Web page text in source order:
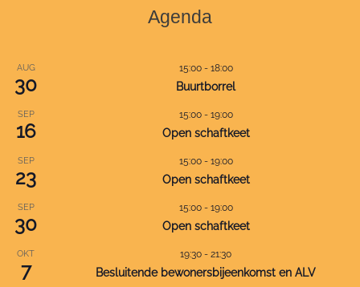
Agenda
AUG
30
15:00- 18:00
Buurtborrel
SEP
16
15:00- 19:00
Open schaftkeet
SEP
23
15:00- 19:00
Open schaftkeet
SEP
30
15:00- 19:00
Open schaftkeet
OKT
7
19:30 - 21:30
Besluitende bewonersbijeenkomst en ALV